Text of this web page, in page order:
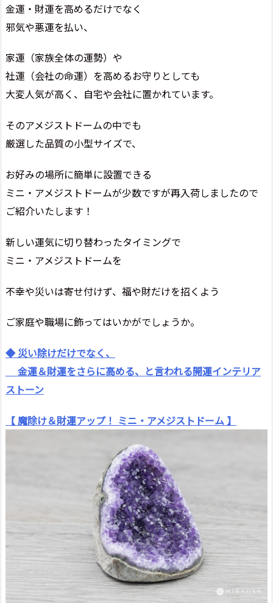
金運・財運を高めるだけでなく
邪気や悪運を払い、
家運（家族全体の運勢）や
社運（会社の命運）を高めるお守りとしても
大変人気が高く、自宅や会社に置かれています。
そのアメジストドームの中でも
厳選した品質の小型サイズで、
お好みの場所に簡単に設置できる
ミニ・アメジストドームが少数ですが再入荷しましたので
ご紹介いたします！
新しい運気に切り替わったタイミングで
ミニ・アメジストドームを
不幸や災いは寄せ付けず、福や財だけを招くよう
ご家庭や職場に飾ってはいかがでしょうか。
◆ 災い除けだけでなく、
金運＆財運をさらに高める、と言われる開運インテリア
ストーン
【 魔除け＆財運アップ！ ミニ・アメジストドーム 】